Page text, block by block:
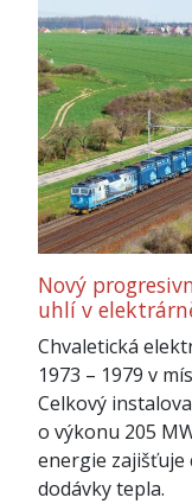
Nový
uhlí v
Chvaletická
1973 – 1979 v
Celkový
o výkonu 205
energie zajišťuje
dodávky tepla.